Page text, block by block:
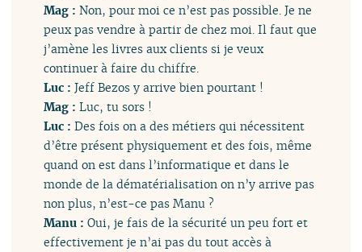
Mag :Non, pour moi ce n’est pas possible. Je ne
peux pas vendre à partir de chez moi. Il faut que
j’amène les livres aux clients si je veux
continuer à faire du chiffre.
Luc :Jeff Bezos y arrive bien pourtant !
Mag :Luc, tu sors !
Luc :Des fois on a des métiers qui nécessitent
d’être présent physiquement et des fois, même
quand on est dans l’informatique et dans le
monde de la dématérialisation on n’y arrive pas
non plus, n’est-ce pas Manu ?
Manu :Oui, je fais de la sécurité un peu fort et
effectivement je n’ai pas du tout accès à